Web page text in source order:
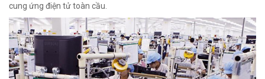
cung ứng điện tử toàn cầu.